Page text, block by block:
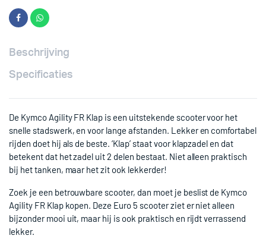
Beschrijving
Specificaties
De Kymco Agility FR Klap is een uitstekende scooter voor het
snelle stadswerk, en voor lange afstanden. Lekker en comfortabel
rijden doet hij als de beste. ‘Klap’ staat voor klapzadel en dat
betekent dat het zadel uit 2 delen bestaat. Niet alleen praktisch
bij het tanken, maar het zit ook lekkerder!
Zoek je een betrouwbare scooter, dan moet je beslist de Kymco
Agility FR Klap kopen. Deze Euro 5 scooter ziet er niet alleen
bijzonder mooi uit, maar hij is ook praktisch en rijdt verrassend
lekker.